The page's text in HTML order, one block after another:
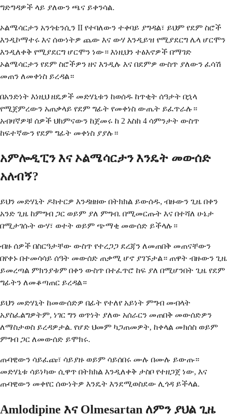
ግድግዳዎች ላይ ያለውን ጫና ይቀንሳል.
ኦልሜሳርታን አንጎቴንሲን II የተባለውን ተቀባይ ያግዳል፣ ይህም የደም ስሮች
እንዲኮማተሩ እና ሰውነትዎ ጨው እና ውሃ እንዲይዝ የሚያደርግ ሌላ ሆርሞን
እንዲለቀቅ የሚያደርግ ሆርሞን ነው። እነዚህን ተፅእኖዎች በማገድ
ኦልሜሳርታን የደም ስሮችዎን ዘና እንዲሉ እና በደምዎ ውስጥ ያለውን ፈሳሽ
መጠን ለመቀነስ ይረዳል።
በአንድነት እነዚህ ዘዴዎች መድሃኒቱን ከወሰዱ ከጥቂት ሰዓታት በኋላ
የሚጀምረውን አጠቃላይ የደም ግፊት የመቀነስ ውጤት ይፈጥራሉ።
አብዛኛዎቹ ሰዎች ህክምናውን ከጀመሩ ከ 2 እስከ 4 ሳምንታት ውስጥ
ከፍተኛውን የደም ግፊት መቀነስ ያያሉ።
አምሎዲፒን እና ኦልሜሳርታን እንዴት መውሰድ
አለብኝ?
ይህን መድሃኒት ዶክተርዎ እንዳዘዘው በትክክል ይውሰዱ, ብዙውን ጊዜ በቀን
አንድ ጊዜ ከምግብ ጋር ወይም ያለ ምግብ. በሚመርጡት እና በተሻለ ሁኔታ
በሚታገሱት ውሃ፣ ወተት ወይም ጭማቂ መውሰድ ይችላሉ።
ብዙ ሰዎች በስርዓታቸው ውስጥ የተረጋጋ ደረጃን ለመጠበቅ መጠናቸውን
በየቀኑ በተመሳሳይ ሰዓት መውሰድ ጠቃሚ ሆኖ ያገኙታል። ጠዋት ብዙውን ጊዜ
ይመረጣል ምክንያቱም በቀን ውስጥ በተፈጥሮ ከፍ ያለ በሚሆንበት ጊዜ የደም
ግፊትን ለመቆጣጠር ይረዳል።
ይህን መድሃኒት ከመውሰድዎ በፊት የተለየ አይነት ምግብ መብላት
አያስፈልግዎትም, ነገር ግን ወጥነት ያለው አሰራርን መጠበቅ መውሰድዎን
ለማስታወስ ይረዳዎታል. የሆድ ህመም ካጋጠመዎት, ከቀላል መክሰስ ወይም
ምግብ ጋር ለመውሰድ ይሞክሩ.
ጡባዊውን ሳይፈጩ፣ ሳይያዙ ወይም ሳይሰበሩ ሙሉ በሙሉ ይውጡ።
መድሃኒቱ ሳይነካው ሲዋጥ በትክክል እንዲለቀቅ ታስቦ የተዘጋጀ ነው, እና
ጡባዊውን መቀየር ሰውነትዎ እንዴት እንደሚወስደው ሊጎዳ ይችላል.
Amlodipine እና Olmesartan ለምን ያህል ጊዜ